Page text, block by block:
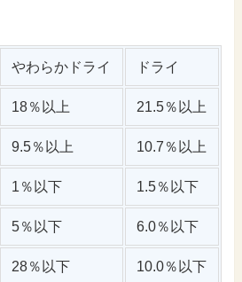
やわらかドライ ドライ
18％以上 21.5％以上
9.5％以上 10.7％以上
1％以下 1.5％以下
5％以下 6.0％以下
28％以下 10.0％以下